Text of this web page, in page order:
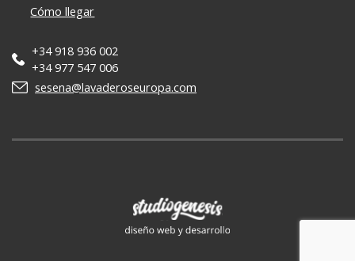
Cómo llegar
+34 918 936 002
+34 977 547 006
sesena@lavaderoseuropa.com